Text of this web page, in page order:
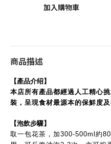
加入購物車
商品描述
【產品介绍】
本店所有產品都經過人工精心
裝，呈現食材最源本的保鮮度
【泡飲步驟】
取一包花茶，加300-500ml約